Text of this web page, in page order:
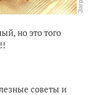
но это того
советы и